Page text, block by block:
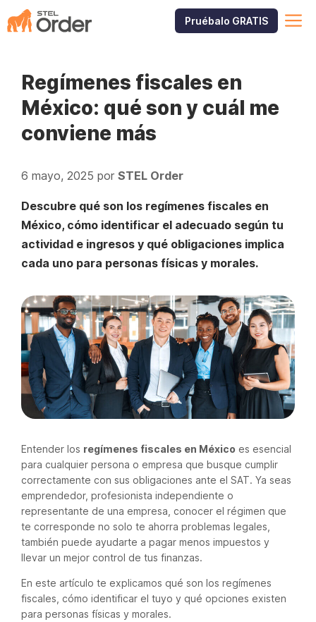
Saltar
al
Pruébalo GRATIS
Regímenes fiscales en
México: qué son y cuál me
conviene más
6 mayo, 2025 por STEL Order
Descubre qué son los regímenes fiscales en
México, cómo identificar el adecuado según tu
actividad e ingresos y qué obligaciones implica
cada uno para personas físicas y morales.
Entender los regímenes fiscales en México es esencial
para cualquier persona o empresa que busque cumplir
correctamente con sus obligaciones ante el SAT. Ya seas
emprendedor, profesionista independiente o
representante de una empresa, conocer el régimen que
te corresponde no solo te ahorra problemas legales,
también puede ayudarte a pagar menos impuestos y
llevar un mejor control de tus finanzas.
En este artículo te explicamos qué son los regímenes
fiscales, cómo identificar el tuyo y qué opciones existen
para personas físicas y morales.